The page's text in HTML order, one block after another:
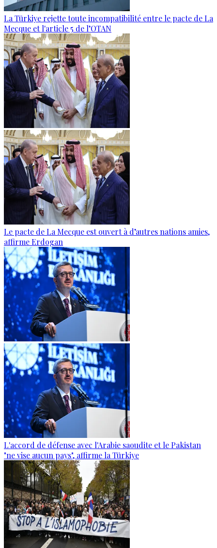
La Türkiye rejette toute incompatibilité entre le pacte de La
Mecque et l'article 5 de l’OTAN
Le pacte de La Mecque est ouvert à d’autres nations amies,
affirme Erdogan
L'accord de défense avec l'Arabie saoudite et le Pakistan
"ne vise aucun pays", affirme la Türkiye